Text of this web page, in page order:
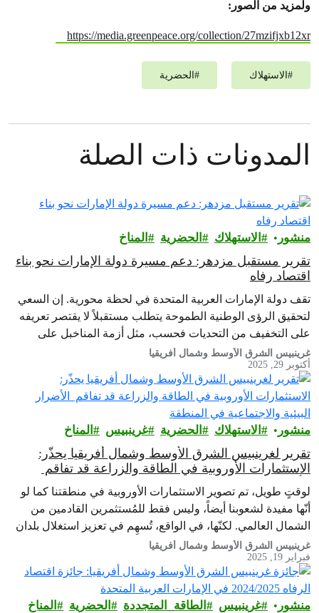
ولمزيد من الصور:
https://media.greenpeace.org/collection/27mzifjxb12xr
# الاستهلاك # الحضرية
المدونات ذات الصلة
منشور الاستهلاك الحضرية المناخ
تقرير مستقبل مزدهر: دعم مسيرة دولة الإمارات نحو بناء
اقتصاد رفاه
تقف دولة الإمارات العربية المتحدة في لحظة محورية. إن السعي
لتحقيق الرؤى الوطنية الطموحة يتطلب مستقبلاً لا يقتصر تعريفه
على التخفيف من التحديات فحسب، مثل أزمة المناخبل على
التجديد والتعافي. إن ازدهار المرحلة المقبلة يعتمد على القدرة على
التعلم من نموذج الابتكار الأول: الطبيعة ذاتها. يحدد هذا التقرير
مساراً لدولة الإمارات، لتتجاوز مجرد تقليل بصمتها…
غرينبيس الشرق الأوسط وشمال أفريقيا
أكتوبر 29, 2025
منشور الاستهلاك الحضرية غرينبيس‎ المناخ
تقرير لغرينبيس الشرق الأوسط وشمال أفريقيا يحذّر:
الاستثمارات الأوروبية في الطاقة والزراعة قد تفاقم
الأضرار البيئية والاجتماعية في المنطقة
لوقتٍ طويل، تم تصوير الاستثمارات الأوروبية في منطقتنا كما لو
أنّها مفيدة لشعوبنا أيضاً، وليس فقط للمُستثمرين القادمين من
الشمال العالمي. لكنّها، في الواقع، تُسهِم في تعزيز استغلال بلدان
الجنوب. هذا ما يكشفه تقرير مشترك، أعدّته منظمة غرينبيس
الشرق الأوسط وشمال إفريقيا.
غرينبيس الشرق الأوسط وشمال أفريقيا
فبراير 19, 2025
منشور غرينبيس‎ الطاقة_المتجددة الحضرية المناخ